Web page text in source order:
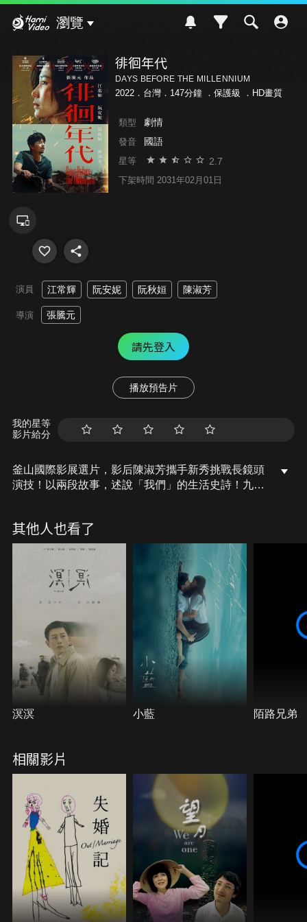
瀏覽
徘徊年代
DAYS BEFORE THE MILLENNIUM
2022．台灣．147分鐘 ． 保護級 ．HD畫質
類型 劇情
發音 國語
星等 2.7
下架時間 2031年02月01日
演員 江常輝 阮安妮 阮秋姮 陳淑芳
導演 張騰元
請先登入
播放預告片
我的星等
影片給分
釜山國際影展選片，影后陳淑芳攜手新秀挑戰長鏡頭
演技！以兩段故事，述說「我們」的生活史詩！九〇
忠銘則只求擴建自家、換取平靜。誰料，社會的變動
正一步步吞噬著他們… 千禧年後，擔任徵信社探員的
神祕越南女子裴秋蘭，開始追尋起文慧的過去，卻接
連遇見帶著既視感的人事物…
其他人也看了
溟溟 小藍 陌路兄弟
相關影片